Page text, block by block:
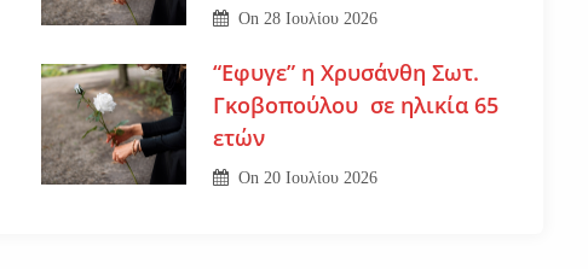
On 28 Ιουλίου 2026
“Εφυγε” η Χρυσάνθη Σωτ.
Γκοβοπούλου σε ηλικία 65
ετών
On 20 Ιουλίου 2026